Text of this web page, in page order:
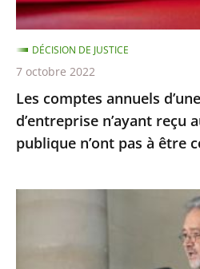
aucune
subvention
publique
n’ont
pas
à
être
Les comptes annuels
d’entreprise n’ayant reçu
publique n’ont pas à être
DÉCISION DE JUSTICE
7 octobre 2022
d’État,